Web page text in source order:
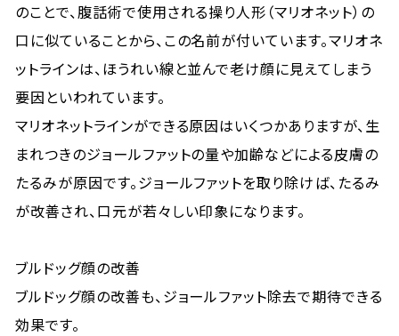
のことで、腹話術で使用される操り人形（マリオネット）の
口に似ていることから、この名前が付いています。マリオネ
ットラインは、ほうれい線と並んで老け顔に見えてしまう
要因といわれています。
マリオネットラインができる原因はいくつかありますが、生
まれつきのジョールファットの量や加齢などによる皮膚の
たるみが原因です。ジョールファットを取り除けば、たるみ
が改善され、口元が若々しい印象になります。
ブルドッグ顔の改善
ブルドッグ顔の改善も、ジョールファット除去で期待できる
効果です。